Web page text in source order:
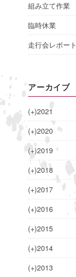
組み立て作業
臨時休業
走行会レポート
アーカイブ
(+)2021
(+)2020
(+)2019
(+)2018
(+)2017
(+)2016
(+)2015
(+)2014
(+)2013